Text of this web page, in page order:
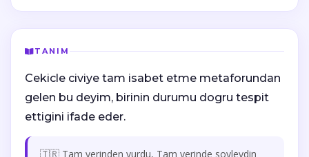
TANIM
Cekicle civiye tam isabet etme metaforundan
gelen bu deyim, birinin durumu dogru tespit
ettigini ifade eder.
🇹🇷 Tam yerinden vurdu, Tam yerinde soyleydin